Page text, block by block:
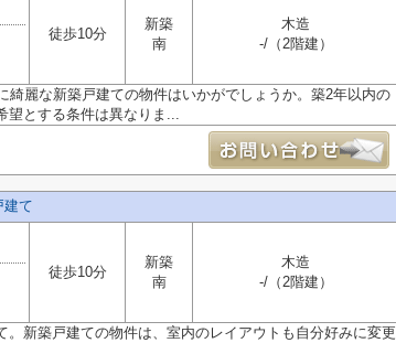
徒歩10分
新築
南
木造
-/（2階建）
麗な新築戸建ての物件はいかがでしょうか。築2年以内の
望とする条件は異なりま...
建て
徒歩10分
新築
南
木造
-/（2階建）
新築戸建ての物件は、室内のレイアウトも自分好みに変更